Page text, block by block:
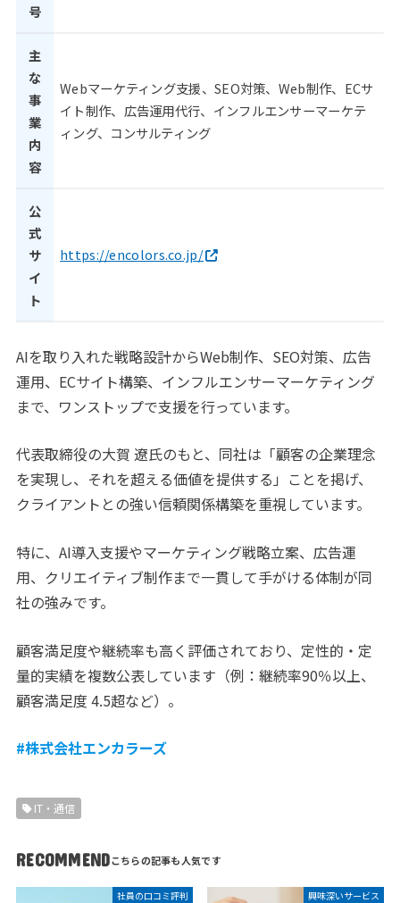
号
主
な
事
業
内
容
Webマーケティング支援、SEO対策、Web制作、ECサ
イト制作、広告運用代行、インフルエンサーマーケテ
ィング、コンサルティング
公
式
サ
イ
ト
https://encolors.co.jp/
AIを取り入れた戦略設計からWeb制作、SEO対策、広告
運用、ECサイト構築、インフルエンサーマーケティング
まで、ワンストップで支援を行っています。
代表取締役の大賀 遼氏のもと、同社は「顧客の企業理念
を実現し、それを超える価値を提供する」ことを掲げ、
クライアントとの強い信頼関係構築を重視しています。
特に、AI導入支援やマーケティング戦略立案、広告運
用、クリエイティブ制作まで一貫して手がける体制が同
社の強みです。
顧客満足度や継続率も高く評価されており、定性的・定
量的実績を複数公表しています（例：継続率90％以上、
顧客満足度 4.5超など）。
#株式会社エンカラーズ
IT・通信
RECOMMEND
社員の口コミ評判 興味深いサービス